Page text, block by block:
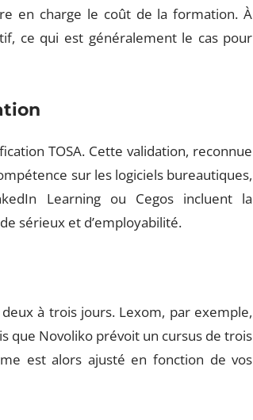
en charge le coût de la formation. À
ce qui est généralement le cas pour
TOSA. Cette validation, reconnue
sur les logiciels bureautiques,
Learning ou Cegos incluent la
sérieux et d’employabilité.
à trois jours. Lexom, par exemple,
que Novoliko prévoit un cursus de trois
est alors ajusté en fonction de vos